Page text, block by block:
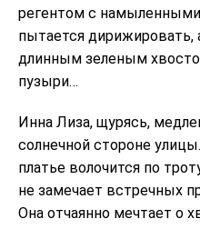
регентом с
пытается
длинным зеленым
пузыри…
Инна Лиза, щурясь,
солнечной стороне
платье волочится по
не замечает встречных
Она отчаянно мечтает о